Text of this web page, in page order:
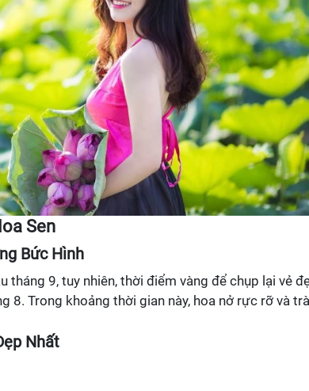
Sen
Bức Hình
tháng 9, tuy nhiên, thời điểm vàng để chụp lại vẻ
8. Trong khoảng thời gian này, hoa nở rực rỡ và
Nhất